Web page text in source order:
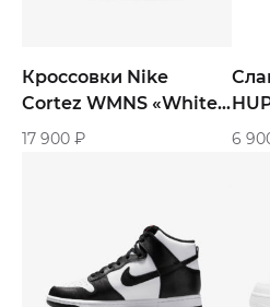
Кроссовки Nike
Cortez WMNS «White
and Black» женские
17 900 ₽ 6